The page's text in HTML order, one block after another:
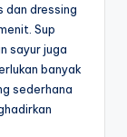
dan dressing
Sup
sayur juga
banyak
sederhana